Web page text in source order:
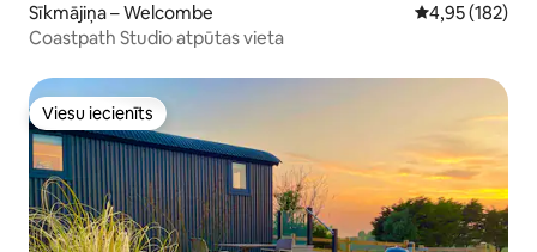
Sīkmājiņa – Welcombe Vidējais
4,95 (182)
Coastpath Studio atpūtas vieta
Viesu iecienīts
Viesu iecienīts